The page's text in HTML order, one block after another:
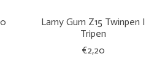
Lamy Gum Z15 Twinpen I
Tripen
€2,20